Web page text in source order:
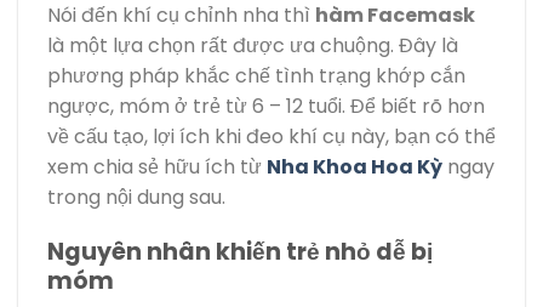
Nói đến khí cụ chỉnh nha thì hàm Facemask
là một lựa chọn rất được ưa chuộng. Đây là
phương pháp khắc chế tình trạng khớp cắn
ngược, móm ở trẻ từ 6 – 12 tuổi. Để biết rõ hơn
về cấu tạo, lợi ích khi đeo khí cụ này, bạn có thể
xem chia sẻ hữu ích từ Nha Khoa Hoa Kỳ ngay
trong nội dung sau.
Nguyên nhân khiến trẻ nhỏ dễ bị
móm